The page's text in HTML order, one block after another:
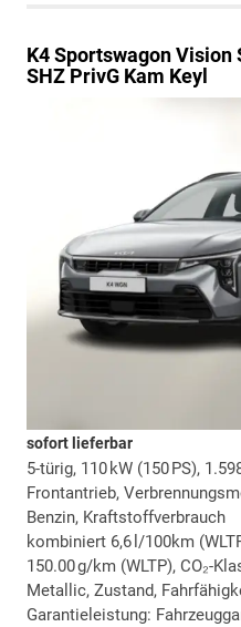
K4 SportswagonVision
SHZ PrivG Kam Keyl
sofort lieferbar
5-türig, 110 kW (150 PS),
Frontantrieb,
Benzin, Kraftstoffverbrauch
kombiniert 6,6 l/100km
150.00 g/km (WLTP), CO₂-
Metallic, Zustand,
Garantieleistung: